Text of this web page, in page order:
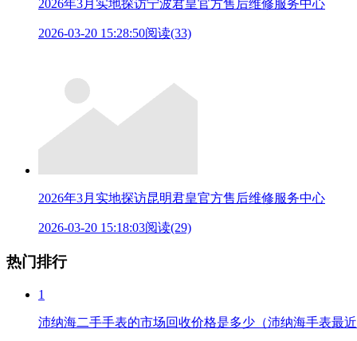
2026年3月实地探访宁波君皇官方售后维修服务中心
2026-03-20 15:28:50阅读(33)
2026年3月实地探访昆明君皇官方售后维修服务中心
2026-03-20 15:18:03阅读(29)
热门排行
1
沛纳海二手手表的市场回收价格是多少（沛纳海手表最近